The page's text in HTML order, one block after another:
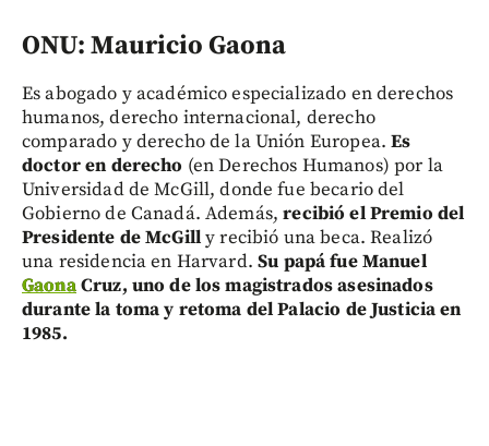
ONU: Mauricio Gaona
Es abogado y académico especializado en derechos
humanos, derecho internacional, derecho
comparado y derecho de la Unión Europea.Es
doctor en derecho (en Derechos Humanos) por la
Universidad de McGill, donde fue becario del
Gobierno de Canadá. Además,recibió el Premio del
Presidente de McGilly recibió una beca. Realizó
una residencia en Harvard.Su papá fue Manuel
GaonaCruz, uno de los magistrados asesinados
durante la toma y retoma del Palacio de Justicia en
1985.